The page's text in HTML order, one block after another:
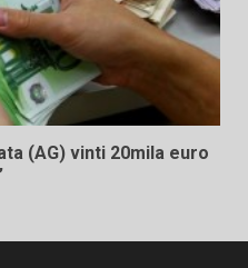
(AG) vinti 20mila euro